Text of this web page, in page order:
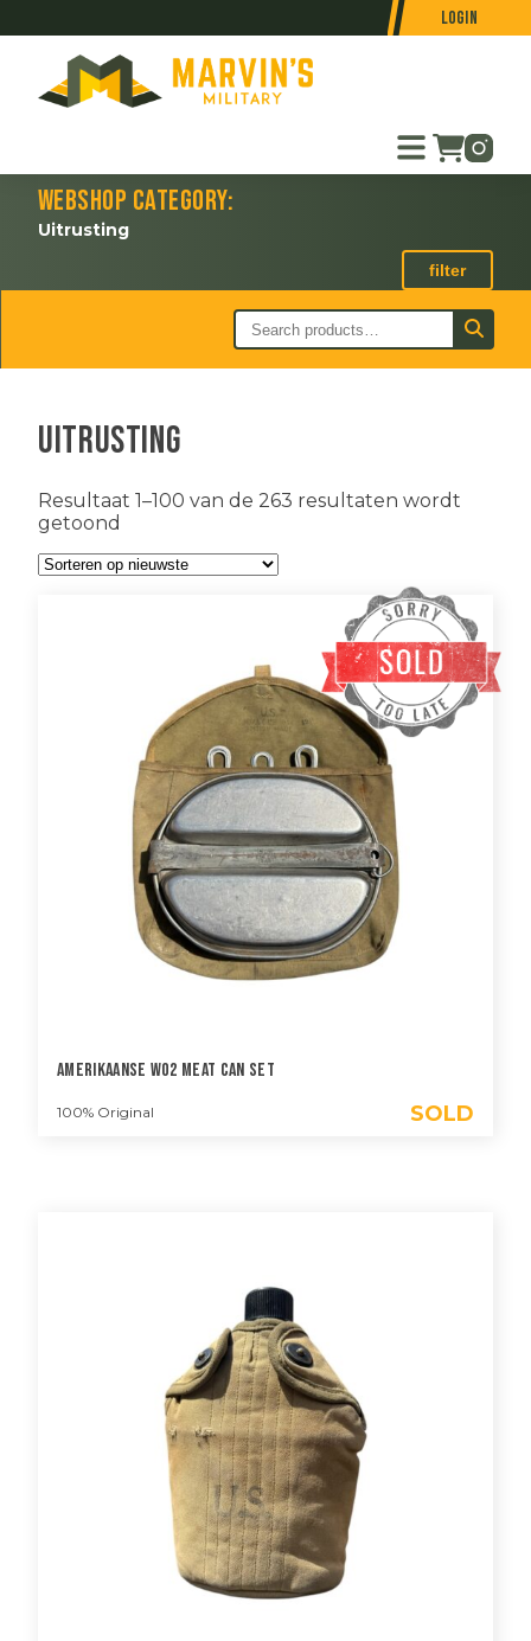
Login
Webshop category:
Uitrusting
filter
Uitrusting
Resultaat 1–100 van de 263 resultaten wordt
getoond
nieuwste
Amerikaanse WO2 Meat Can Set
100% Original SOLD